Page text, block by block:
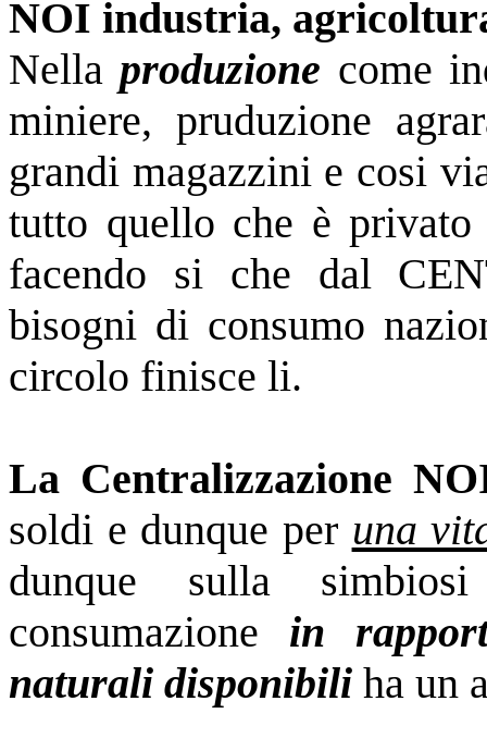
NOI industria,
Nellaproduzione come
miniere, pruduzione
grandi magazzini e cosi
tutto quello che è
facendo si che dal
bisogni di consumo
circolo finisce li.
La Centralizzazione
soldi e dunque per una
dunque sulla
consumazione in
naturali disponibili ha un